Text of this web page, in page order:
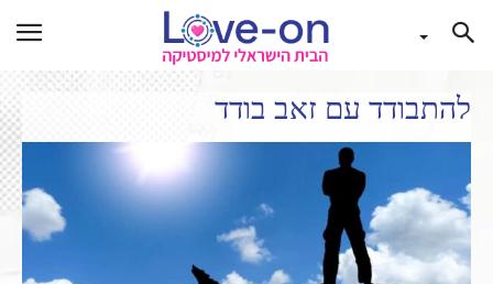
להתבודד עם זאב בודד